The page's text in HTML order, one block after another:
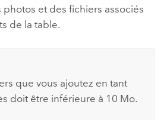
et des fichiers associés
de la table.
que vous ajoutez en tant
doit être inférieure à 10 Mo.